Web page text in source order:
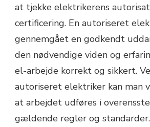
at tjekke elektrikerens
certificering. En autoriseret
gennemgået en godkendt
den nødvendige viden og
el-arbejde korrekt og sikkert.
autoriseret elektriker kan man
at arbejdet udføres i
gældende regler og standarder.